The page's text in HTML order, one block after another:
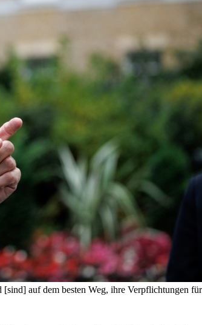
auf dem besten Weg, ihre Verpflichtungen